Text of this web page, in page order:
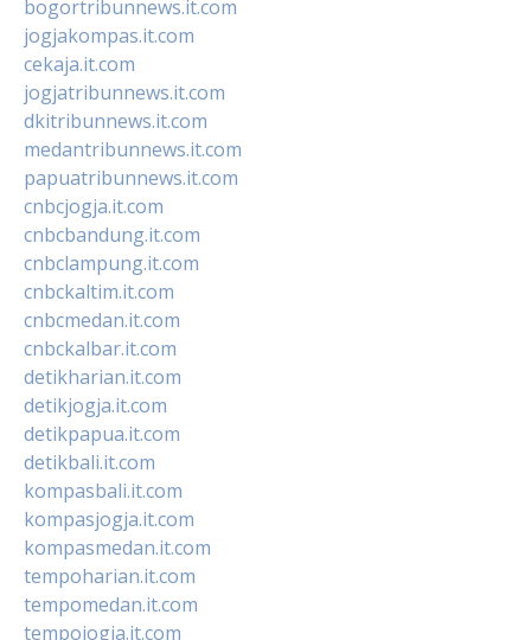
bogortribunnews.it.com
jogjakompas.it.com
cekaja.it.com
jogjatribunnews.it.com
dkitribunnews.it.com
medantribunnews.it.com
papuatribunnews.it.com
cnbcjogja.it.com
cnbcbandung.it.com
cnbclampung.it.com
cnbckaltim.it.com
cnbcmedan.it.com
cnbckalbar.it.com
detikharian.it.com
detikjogja.it.com
detikpapua.it.com
detikbali.it.com
kompasbali.it.com
kompasjogja.it.com
kompasmedan.it.com
tempoharian.it.com
tempomedan.it.com
tempojogja.it.com